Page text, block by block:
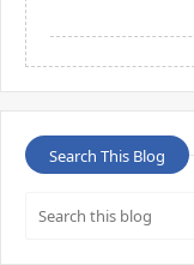
Search This Blog